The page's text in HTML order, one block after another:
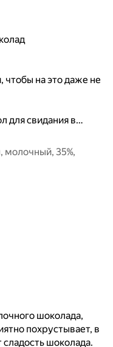
чтобы на это даже не
для свидания в…
35%,
шоколада,
похрустывает, в
шоколада.